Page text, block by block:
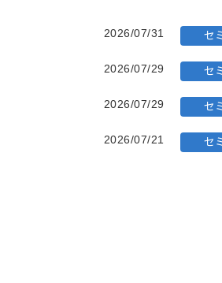
2026/07/31 セ
2026/07/29 セ
2026/07/29 セ
2026/07/21 セ